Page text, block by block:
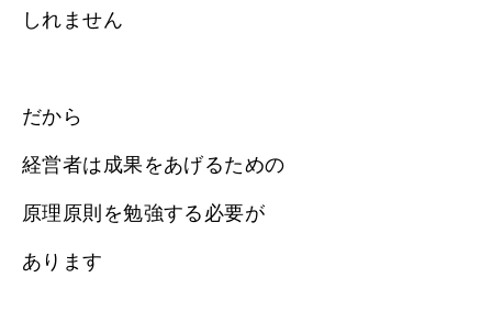
しれません
だから
経営者は成果をあげるための
原理原則を勉強する必要が
あります